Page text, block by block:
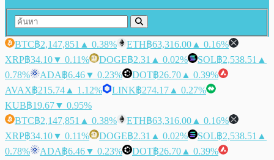
BTC฿2,147,851 ▲ 0.38% ETH฿63,316.00 ▲ 0.16%
XRP฿34.10▼ 0.11% DOGE฿2.31 ▲ 0.02% SOL฿2,538.51 ▲
0.78%
ADA฿6.46▼ 0.23% DOT฿26.70 ▲ 0.39%
AVAX฿215.74 ▲ 1.12% LINK฿274.17 ▲ 0.27%
KUB฿19.67▼ 0.95%
BTC฿2,147,851 ▲ 0.38% ETH฿63,316.00 ▲ 0.16%
XRP฿34.10▼ 0.11% DOGE฿2.31 ▲ 0.02% SOL฿2,538.51 ▲
0.78%
ADA฿6.46▼ 0.23% DOT฿26.70 ▲ 0.39%